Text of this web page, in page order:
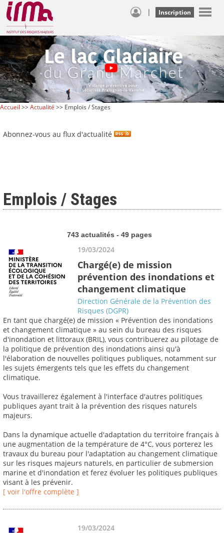
| Inscription
Accueil >>Actualité >> Emplois / Stages
Abonnez-vous au flux d'actualité
Emplois / Stages
743 actualités - 49 pages
19/03/2024
Chargé(e) de mission
prévention des inondations et
changement climatique
Direction Générale de la Prévention des
Risques (DGPR)
En tant que chargé(e) de mission « Prévention des inondations
et changement climatique » au sein du bureau des risques
d'inondation et littoraux (BRIL), vous contribuerez au pilotage de
la politique de prévention des inondations ainsi qu'à
l'élaboration de nouvelles politiques publiques, notamment sur
les sujets émergents tels que les effets du changement
climatique.
Vous travaillerez également à l'interface d'autres politiques
publiques ayant trait à la prévention des risques naturels
majeurs.
Dans la dynamique actuelle d'adaptation du territoire français à
une augmentation de la température de 4°C, vous porterez les
travaux du bureau pour l'adaptation au changement climatique
sur les risques majeurs naturels, en particulier de submersion
marine et d'inondation et ferez évoluer les politiques publiques
visant à les prévenir.
[ voir l'offre complète ]
19/03/2024